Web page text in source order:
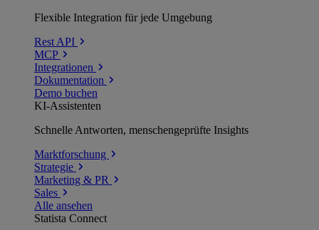
Flexible Integration für jede Umgebung
Rest API
MCP
Integrationen
Dokumentation
Demo buchen
KI-Assistenten
Schnelle Antworten, menschengeprüfte Insights
Marktforschung
Strategie
Marketing & PR
Sales
Alle ansehen
Statista Connect